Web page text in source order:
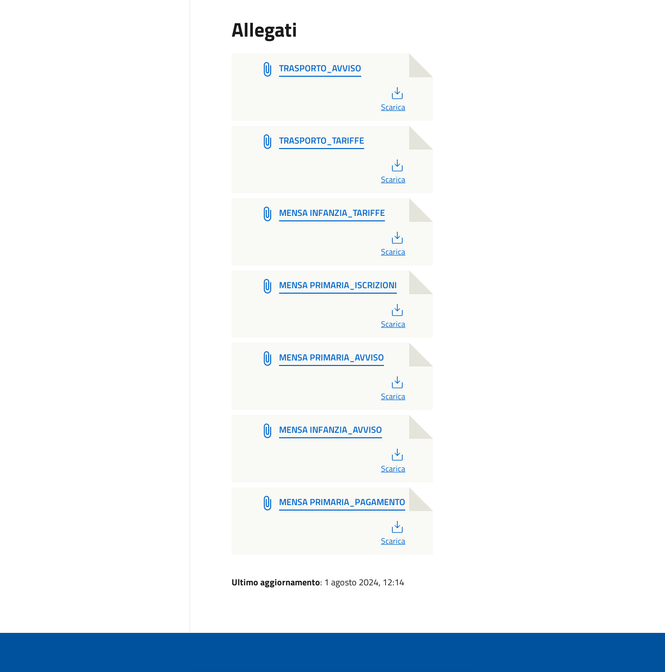
Allegati
TRASPORTO_AVVISO
Scarica
TRASPORTO_TARIFFE
Scarica
MENSA INFANZIA_TARIFFE
Scarica
MENSA PRIMARIA_ISCRIZIONI
Scarica
MENSA PRIMARIA_AVVISO
Scarica
MENSA INFANZIA_AVVISO
Scarica
MENSA PRIMARIA_PAGAMENTO
Scarica
Ultimo aggiornamento: 1 agosto 2024, 12:14